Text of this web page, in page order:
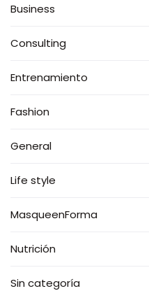
Business
Consulting
Entrenamiento
Fashion
General
Life style
MasqueenForma
Nutrición
Sin categoría